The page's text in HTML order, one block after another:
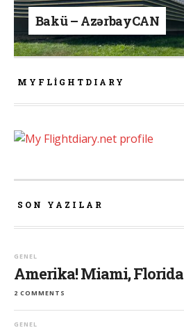
Bakü – AzərbayCAN
MYFLIGHTDIARY
SON YAZILAR
GENEL
Amerika! Miami, Florida
2 COMMENTS
GENEL